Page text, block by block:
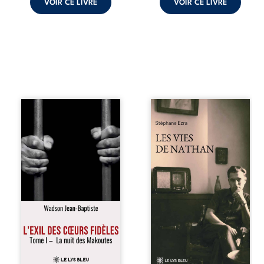
VOIR CE LIVRE VOIR CE LIVRE
« Une nuit suffit
parfois pour briser
une famille… mais
certaines fidélités
traversent les
années. » Haïti,
sous la dictature
des Duvalier. La
peur s’étend
jusque dans les
villages les plus
reculés. À Bainet,
Jean-Joël Joli
mène une
avec sa famille.
Les vies de
Nathan est un
né en trois jours,
au printemps
2026. Pour la
première fois,
Stéphane Ezra,
médium, a pu
communiquer
avec son père,
disparu depuis
plus de vingt ans
et qu’il n’a jamais
connu. De ce
dialogue par-delà